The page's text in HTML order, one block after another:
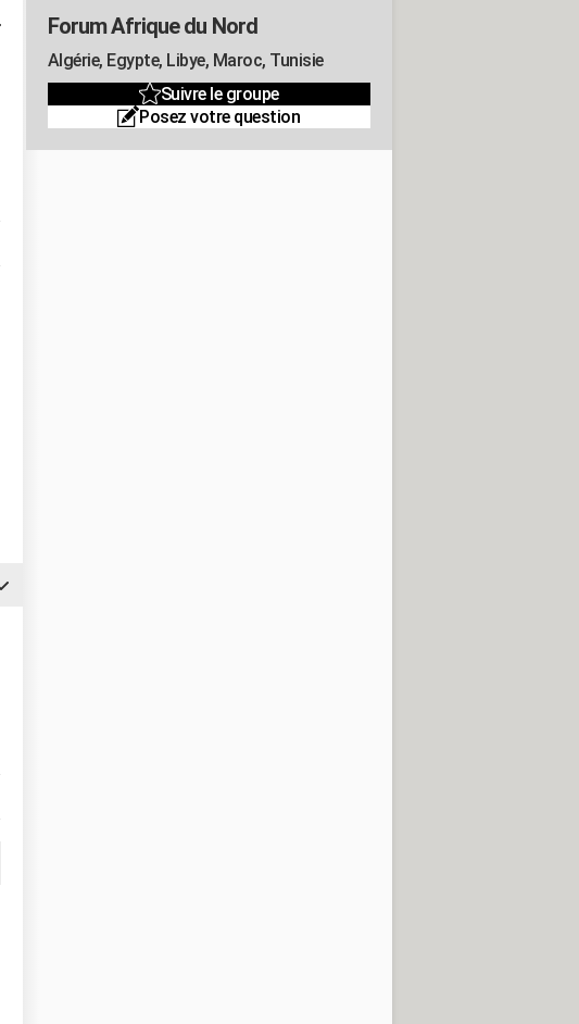
Forum Afrique du Nord
Algérie, Egypte, Libye, Maroc, Tunisie
Suivre le groupe
Posez votre question